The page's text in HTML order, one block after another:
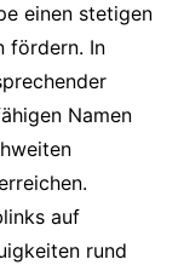
einen stetigen
fördern. In
Namen
auf
rund